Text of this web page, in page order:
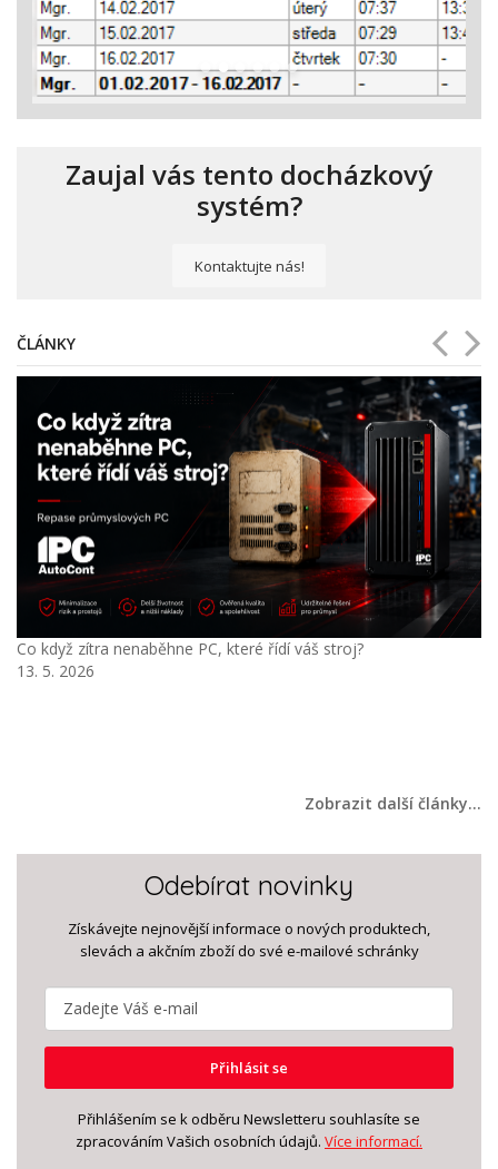
Zaujal vás tento docházkový
systém?
Kontaktujte nás!
ČLÁNKY
Zobrazit další články…
Odebírat novinky
Získávejte nejnovější informace o nových produktech,
slevách a akčním zboží do své e-mailové schránky
Přihlásit se
Přihlášením se k odběru Newsletteru souhlasíte se
zpracováním Vašich osobních údajů. Více informací.